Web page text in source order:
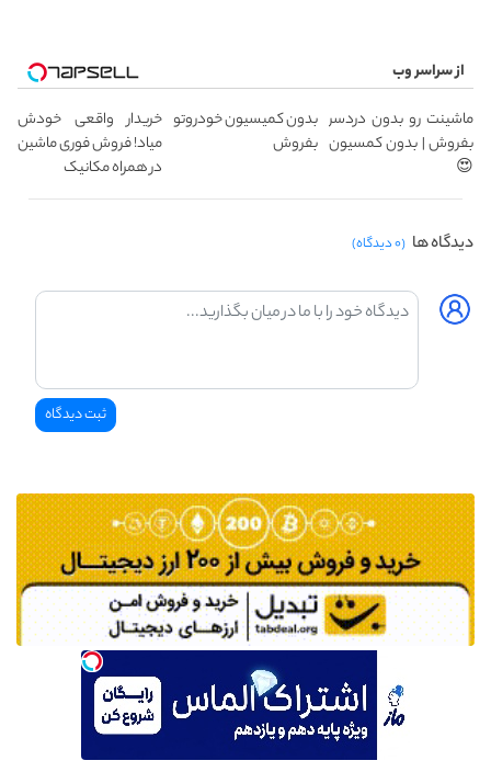
از سراسر وب
ماشینت رو بدون دردسر
بفروش | بدون کمسیون
😍
بدون کمیسیون خودروتو
بفروش
خریدار واقعی خودش
میاد! فروش فوری ماشین
در همراه مکانیک
دیدگاه ها (۰ دیدگاه)